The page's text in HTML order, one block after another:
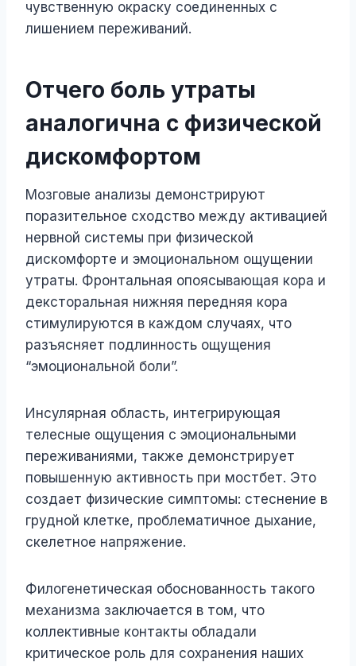
чувственную окраску соединенных с
лишением переживаний.
Отчего боль утраты
аналогична с физической
дискомфортом
Мозговые анализы демонстрируют
поразительное сходство между активацией
нервной системы при физической
дискомфорте и эмоциональном ощущении
утраты. Фронтальная опоясывающая кора и
дексторальная нижняя передняя кора
стимулируются в каждом случаях, что
разъясняет подлинность ощущения
“эмоциональной боли”.
Инсулярная область, интегрирующая
телесные ощущения с эмоциональными
переживаниями, также демонстрирует
повышенную активность при мостбет. Это
создает физические симптомы: стеснение в
грудной клетке, проблематичное дыхание,
скелетное напряжение.
Филогенетическая обоснованность такого
механизма заключается в том, что
коллективные контакты обладали
критическое роль для сохранения наших